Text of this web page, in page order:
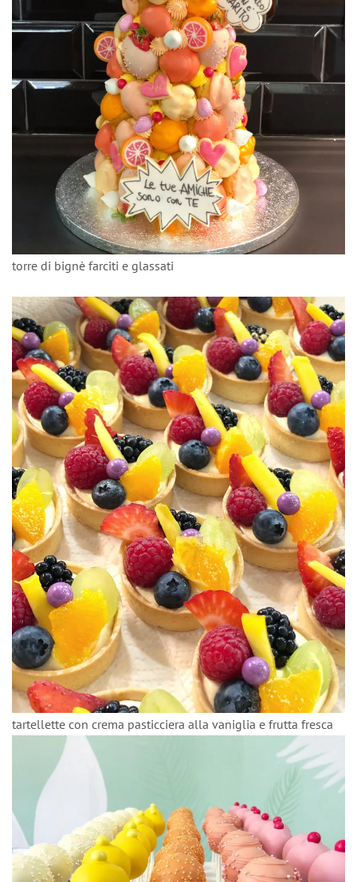
torre di bignè farciti e glassati
tartellette con crema pasticciera alla vaniglia e frutta fresca